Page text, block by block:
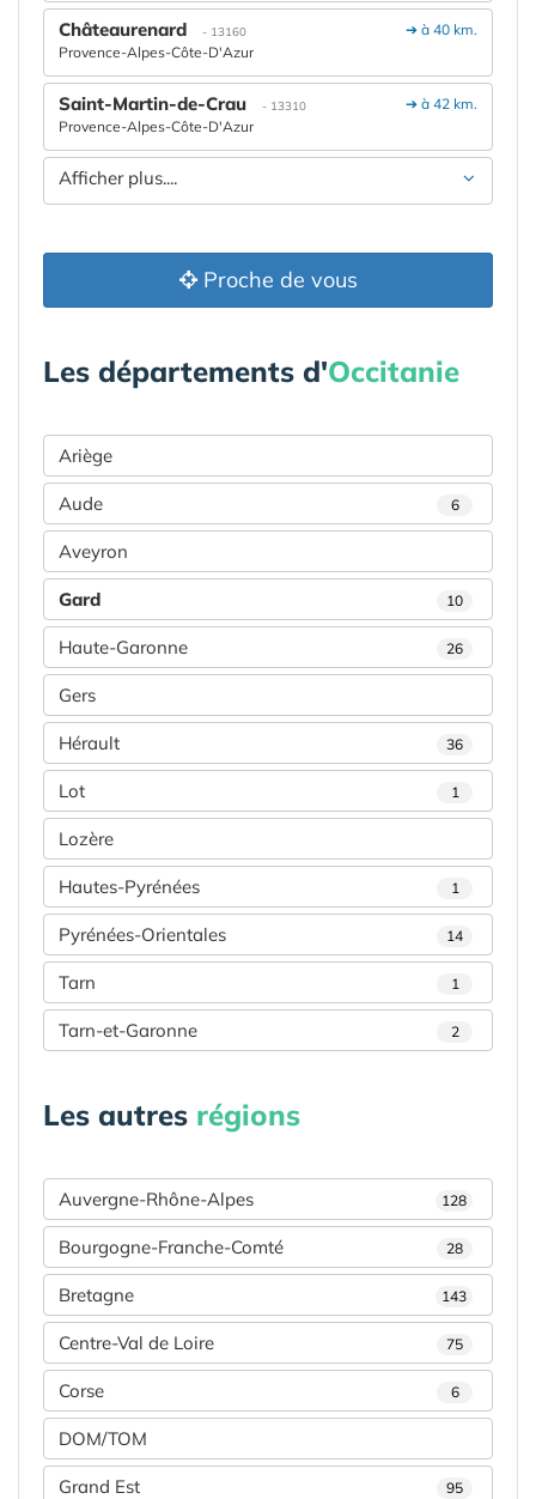
➔ à 40 km.
Châteaurenard - 13160
Provence-Alpes-Côte-D'Azur
➔ à 42 km.
Saint-Martin-de-Crau - 13310
Provence-Alpes-Côte-D'Azur
Afficher plus....
Proche de vous
Les départements d'Occitanie
Ariège
Aude 6
Aveyron
Gard 10
Haute-Garonne 26
Gers
Hérault 36
Lot 1
Lozère
Hautes-Pyrénées 1
Pyrénées-Orientales 14
Tarn 1
Tarn-et-Garonne 2
Les autres régions
Auvergne-Rhône-Alpes 128
Bourgogne-Franche-Comté 28
Bretagne 143
Centre-Val de Loire 75
Corse 6
DOM/TOM
Grand Est 95